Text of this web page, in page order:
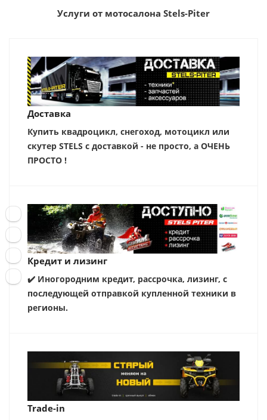
Услуги от мотосалона Stels-Piter
Доставка
Купить квадроцикл, снегоход, мотоцикл или
скутер STELS с доставкой - не просто, а ОЧЕНЬ
ПРОСТО !
Кредит и лизинг
✔️ Иногородним кредит, рассрочка, лизинг, с
последующей отправкой купленной техники в
регионы.
Trade-in